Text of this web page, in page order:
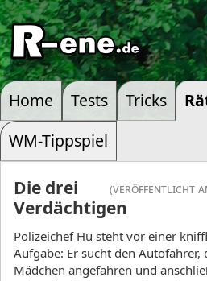
Home Tests Tricks
WM-Tippspiel
(veröffentlicht
Die drei
Verdächtigen
Polizeichef Hu steht vor einer
Aufgabe: Er sucht den Autofahrer,
Mädchen angefahren und